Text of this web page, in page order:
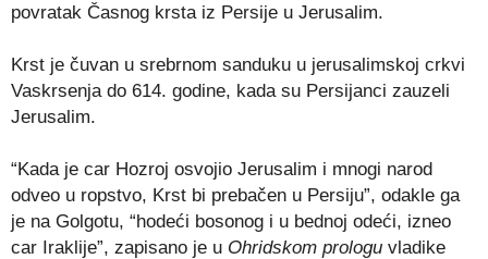
povratak Časnog krsta iz Persije u Jerusalim.
Krst je čuvan u srebrnom sanduku u jerusalimskoj crkvi
Vaskrsenja do 614. godine, kada su Persijanci zauzeli
Jerusalim.
“Kada je car Hozroj osvojio Jerusalim i mnogi narod
odveo u ropstvo, Krst bi prebačen u Persiju”, odakle ga
je na Golgotu, “hodeći bosonog i u bednoj odeći, izneo
car Iraklije”, zapisano je u Ohridskom prologu vladike